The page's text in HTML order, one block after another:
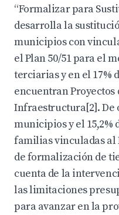
“Formalizar para
desarrolla la
municipios con
el Plan 50/51 para el
terciarias y en el 17%
encuentran Proyectos
Infraestructura[2]. De
municipios y el 15,2%
familias vinculadas al
de formalización de
cuenta de la
las limitaciones
para avanzar en la